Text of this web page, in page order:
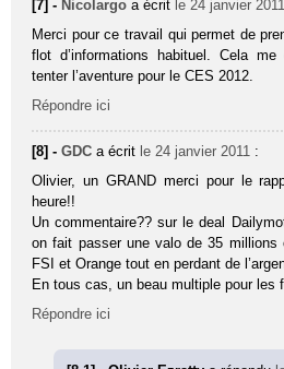
[7] - Nicolargo a écrit le 24 janvier 2011
Merci pour ce travail qui permet de
flot d’informations habituel. Cela
tenter l’aventure pour le CES 2012.
Répondre ici
[8] -GDC a écrit le 24 janvier 2011 :
Olivier, un GRAND merci pour le
heure!!
Un commentaire?? sur le deal
on fait passer une valo de 35 millions
FSI et Orange tout en perdant de
En tous cas, un beau multiple pour les
Répondre ici